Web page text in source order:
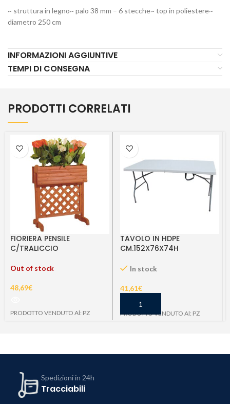
~ struttura in legno~ palo 38 mm – 6 stecche~ top in poliestere~
diametro 250 cm
INFORMAZIONI AGGIUNTIVE
TEMPI DI CONSEGNA
PRODOTTI CORRELATI
FIORIERA PENSILE
C/TRALICCIO
Out of stock
48,69€
PRODOTTO VENDUTO Al: PZ
TAVOLO IN HDPE
CM.152X76X74H
In stock
41,61€
PRODOTTO VENDUTO Al: PZ
Spedizioni in 24h
Tracciabili